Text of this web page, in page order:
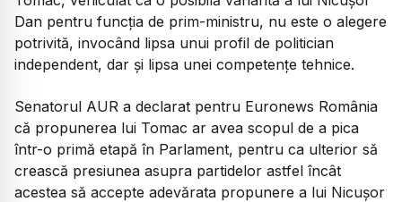
Dan pentru funcția de prim-ministru, nu este o alegere
potrivită, invocând lipsa unui profil de politician
independent, dar și lipsa unei competențe tehnice.
Senatorul AUR a declarat pentru Euronews România
că propunerea lui Tomac ar avea scopul de a pica
într-o primă etapă în Parlament, pentru ca ulterior să
crească presiunea asupra partidelor astfel încât
acestea să accepte adevărata propunere a lui Nicușor